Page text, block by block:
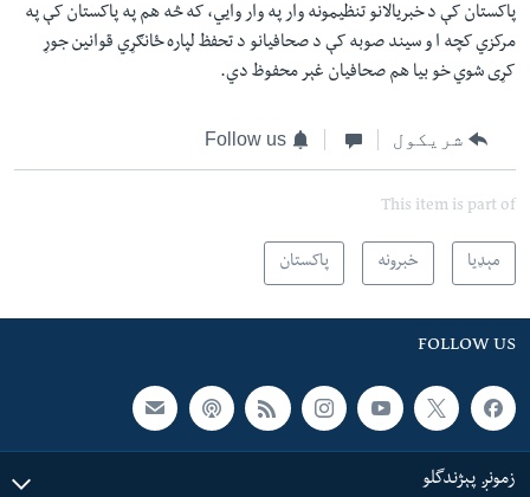
پاکستان کې د خبريالانو تنظيمونه وار په وار وايي، که څه هم په پاکستان کې په
مرکزي کچه ا و سیند صوبه کې د صحافيانو د تحفظ لپاره ځانګړي قوانین جوړ
کړی شوي خو بيا هم صحافيان غېر محفوظ دي.
شریکول Follow us
This item is part of
مېډیا خبرونه پاکستان
FOLLOW US
زمونږ پېژندگلو